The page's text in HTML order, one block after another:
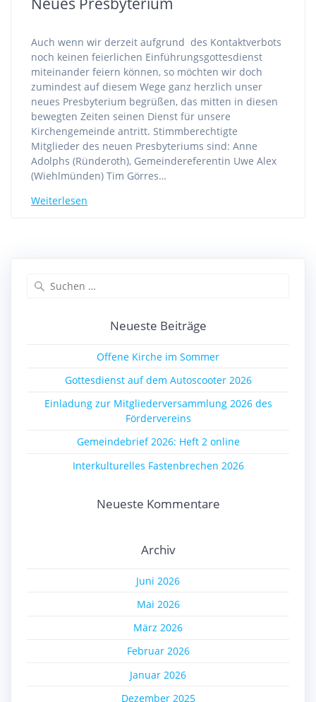
Auch wenn wir derzeit aufgrund des Kontaktverbots
noch keinen feierlichen Einführungsgottesdienst
miteinander feiern können, so möchten wir doch
zumindest auf diesem Wege ganz herzlich unser
neues Presbyterium begrüßen, das mitten in diesen
bewegten Zeiten seinen Dienst für unsere
Kirchengemeinde antritt. Stimmberechtigte
Mitglieder des neuen Presbyteriums sind: Anne
Adolphs (Ründeroth), Gemeindereferentin Uwe Alex
(Wiehlmünden) Tim Görres…
Weiterlesen
Neueste Beiträge
Offene Kirche im Sommer
Gottesdienst auf dem Autoscooter 2026
Einladung zur Mitgliederversammlung 2026 des
Fördervereins
Gemeindebrief 2026: Heft 2 online
Interkulturelles Fastenbrechen 2026
Neueste Kommentare
Archiv
Juni 2026
Mai 2026
März 2026
Februar 2026
Januar 2026
Dezember 2025